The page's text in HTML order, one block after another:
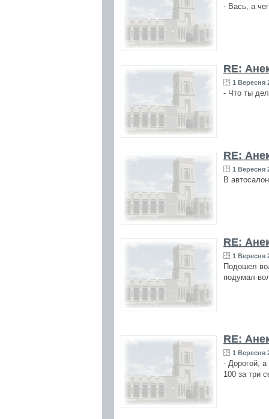
- Вась, а
RE:
1 Вересня
- Что ты
RE:
1 Вересня
В
RE:
1 Вересня
Подошел
подумал
RE:
1 Вересня
- Дорогой,
100 за три